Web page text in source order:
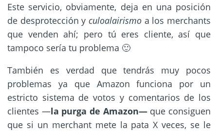
Este servicio, obviamente, deja en una posición
de desprotección y culoalairismo a los merchants
que venden ahí; pero tú eres cliente, así que
tampoco sería tu problema 🙂
También es verdad que tendrás muy pocos
problemas ya que Amazon funciona por un
estricto sistema de votos y comentarios de los
clientes —la purga de Amazon—que consiguen
que si un merchant mete la pata X veces, se le